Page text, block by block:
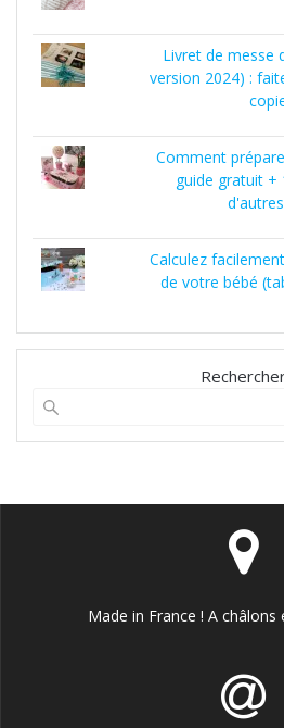
Livret de messe
version 2024) :
Comment
guide gratuit +
Calculez
de votre bébé
Made in France ! A châlons